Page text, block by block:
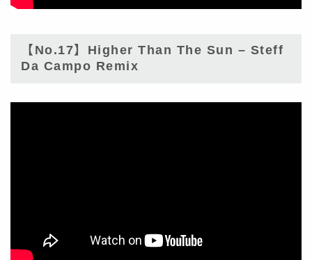
【No.17】Higher Than The Sun – Steff
Da Campo Remix